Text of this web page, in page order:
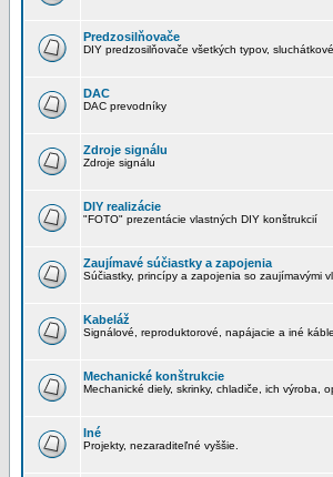
Predzosilňovače
DIY predzosilňovače všetkých typov,
DAC
DAC prevodníky
Zdroje signálu
Zdroje signálu
DIY realizácie
"FOTO" prezentácie vlastných DIY konštrukcií
Zaujímavé súčiastky a zapojenia
Súčiastky, princípy a zapojenia so zaujímavými
Kabeláž
Signálové, reproduktorové, napájacie a iné káble
Mechanické konštrukcie
Mechanické diely, skrinky, chladiče, ich výroba,
Iné
Projekty, nezaraditeľné vyššie.